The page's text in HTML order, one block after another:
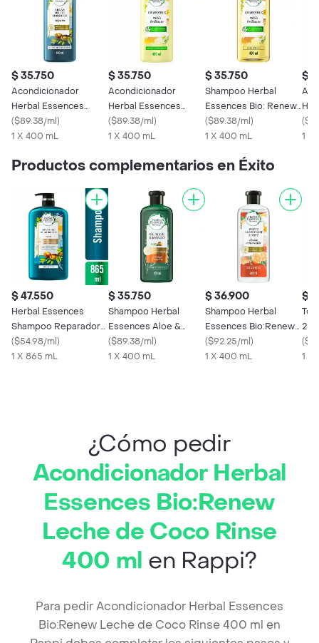
$ 35.750
Acondicionador
Herbal Essences
Aceite de Argan 400
mL
($89.38/ml)
1 X 400 mL
$ 35.750
Acondicionador
Herbal Essences
Bio:Renew Manzanilla
400 ml
($89.38/ml)
1 X 400 mL
$ 35.750
Shampoo Herbal
Essences Bio: Renew
Manzanilla 400 mL
($89.38/ml)
1 X 400 mL
$
(
1 X
Productos complementarios en Éxito
$ 47.550
Herbal Essences
Shampoo Reparador
con Aceite de Argán
($54.98/ml)
1 X 865 mL
$ 35.750
Shampoo Herbal
Essences Aloe &
Mango 400 mL
($89.38/ml)
1 X 400 mL
$ 36.900
Shampoo Herbal
Essences Bio:Renew
Toronja y Menta
Champu 400 ml
($92.25/ml)
1 X 400 mL
$
(
1 x
¿Cómo pedir
Acondicionador Herbal
Essences Bio:Renew
Leche de Coco Rinse
400 ml en Rappi?
Para pedir Acondicionador Herbal Essences
Bio:Renew Leche de Coco Rinse 400 ml en